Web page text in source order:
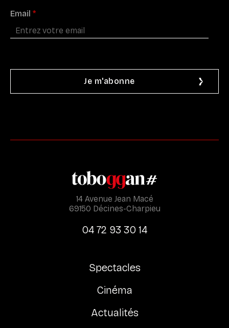
Email *
14 Avenue Jean Macé
69150 Décines-Charpieu
04 72 93 30 14
Spectacles
Cinéma
Actualités